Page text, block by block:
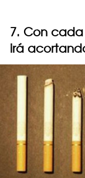
7. Con
irá